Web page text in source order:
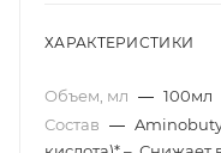
ХАРАКТЕРИСТИКИ
Объем, мл — 100мл
Состав —